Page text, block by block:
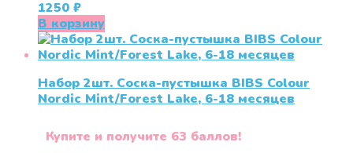
1250 ₽
В корзину
Набор 2шт. Соска-пустышка BIBS Colour
Nordic Mint/Forest Lake, 6-18 месяцев
Купите и получите 63 баллов!